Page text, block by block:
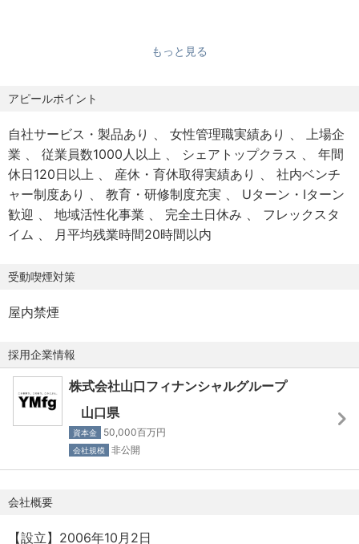
構想の提示にとどまらず、財務計画への落とし込みから実
▼法人紹介：
株式会社山口フィナンシャルグループ（YMFG）
━━━━━━━━━━━━━━━━━━━━━━
山口銀行、もみじ銀行、北九州銀行の3行を中核とする、西
日本最大級の広域金融グループです。
山口・広島・福岡（北九州）を地盤に、銀行の枠を超えた
「地域課題解決のプラットフォーマー」として、独自の存
※本ポジションは、株式会社山口フィナンシャルグループで
採用し、株式会社YMFGグロースパートナーズへの出向と
【数字で見るYMFG】
・連結総資産： 12.9兆円（地方銀行グループとして国内屈
指の規模）
・営業ネットワーク： 3県にまたがる250以上の店舗網
・グループ力： 金融からDX、地域商社まで14の専門会社が
後復帰率 98%
完全週休2日制（土日祝）
年末年始休暇、年次有給休暇（10～20日、下限日数は入社
直後の付与日数）
ウェルネス休暇、産前産後休暇、育児休暇、子の看護休暇
介護休暇、慶弔休暇、永年勤続休暇
※会社カレンダーによる
月給：353,000円～531,000円
え、個別に決定いたします。賃金は目安の金額であり、選
昇給：年1回
賞与：年2回
残業手当：有
諸手当：通勤手当（実費、上限5万円/月）
家族手当（配偶者22,000円、子7,000円等 ※諸条件あり）
住宅手当（賃貸世帯主の場合：家賃の60％、上限35,400
・銀行業務や金融ビジネス全般に関する知識、経験をお持
もっと見る
アピールポイント
自社サービス・製品あり 女性管理職実績あり
上場企
業
従業員数1000人以上 シェアトップクラス
年間
休日120日以上
産休・育休取得実績あり
社内ベンチ
ャー制度あり
教育・研修制度充実
Uターン・Iターン
歓迎
地域活性化事業 完全土日休み
フレックスタ
イム
月平均残業時間20時間以内
受動喫煙対策
屋内禁煙
採用企業情報
株式会社山口フィナンシャルグループ
山口県
資本金 50,000百万円
会社規模 非公開
会社概要
【設立】2006年10月2日